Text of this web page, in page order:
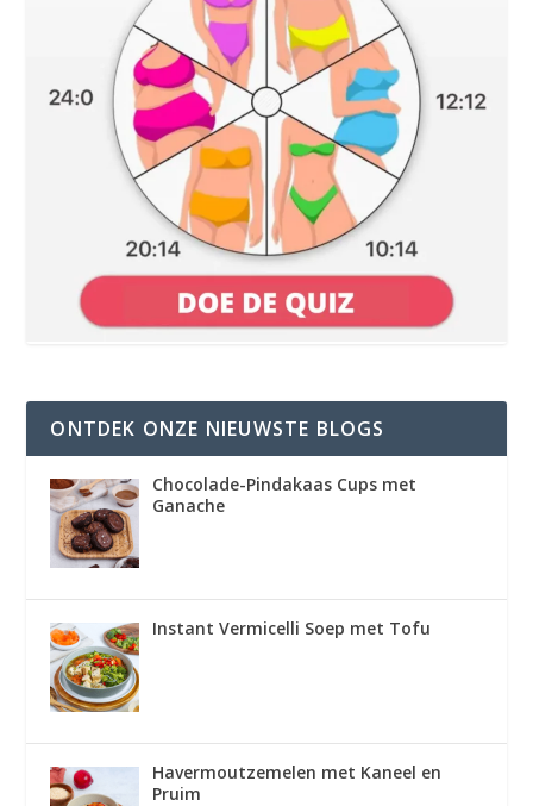
ONTDEK ONZE NIEUWSTE BLOGS
Chocolade-Pindakaas Cups met
Ganache
Instant Vermicelli Soep met Tofu
Havermoutzemelen met Kaneel en
Pruim